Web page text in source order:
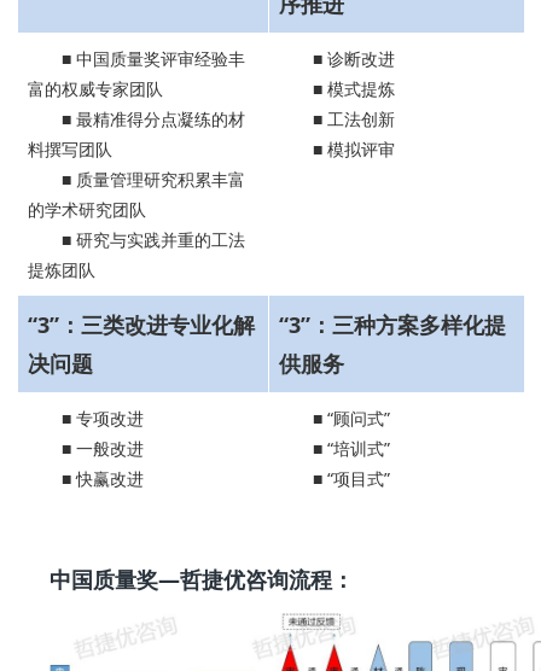
■ 中国质量奖评审经验丰
富的权威专家团队
■ 最精准得分点凝练的材
料撰写团队
■ 质量管理研究积累丰富
的学术研究团队
■ 研究与实践并重的工法
提炼团队
■ 诊断改进
■ 模式提炼
■ 工法创新
■ 模拟评审
“3”：三类改进专业化解
决问题
“3”：三种方案多样化提
供服务
■ 专项改进
■ 一般改进
■ 快赢改进
■ “顾问式”
■ “培训式”
■ “项目式”
中国质量奖—哲捷优咨询流程：